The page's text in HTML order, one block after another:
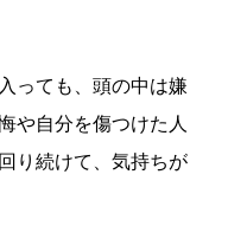
っても、頭の中は嫌
や自分を傷つけた人
り続けて、気持ちが